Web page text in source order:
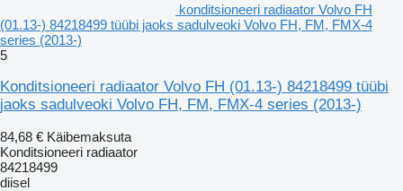
konditsioneeri radiaator Volvo FH
(01.13-) 84218499 tüübi jaoks sadulveoki Volvo FH, FM, FMX-4
series (2013-)
5
Konditsioneeri radiaator Volvo FH (01.13-) 84218499 tüübi
jaoks sadulveoki Volvo FH, FM, FMX-4 series (2013-)
84,68 € Käibemaksuta
Konditsioneeri radiaator
84218499
diisel